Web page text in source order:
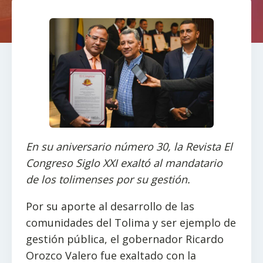
En su aniversario número 30, la Revista El
Congreso Siglo XXI exaltó al mandatario
de los tolimenses por su gestión.
Por su aporte al desarrollo de las
comunidades del Tolima y ser ejemplo de
gestión pública, el gobernador Ricardo
Orozco Valero fue exaltado con la